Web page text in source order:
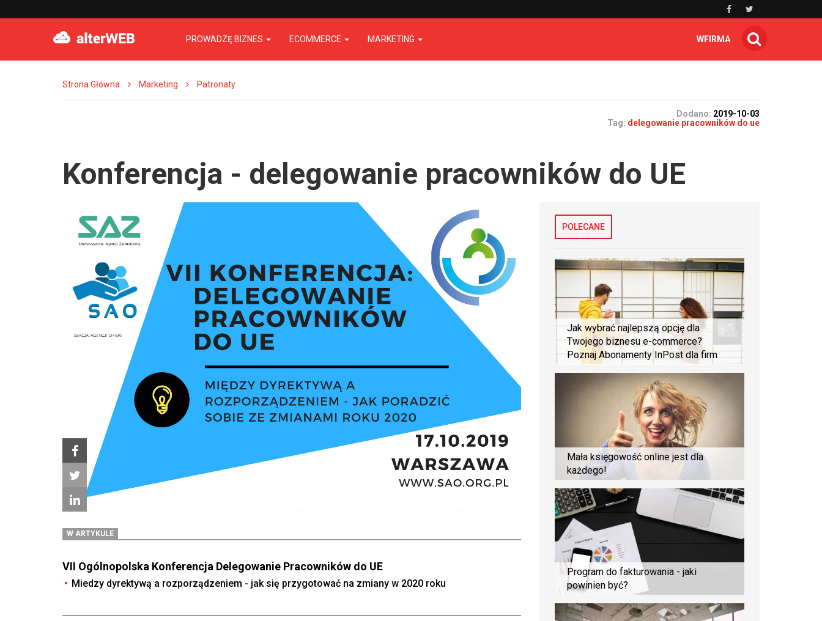
PROWADZĘ BIZNES ECOMMERCE MARKETING WFIRMA
Strona Główna Marketing Patronaty
Dodano: 2019-10-03
Tag: delegowanie pracowników do ue
Konferencja - delegowanie pracowników do UE
W ARTYKULE
VII Ogólnopolska Konferencja Delegowanie Pracowników do UE
Miedzy dyrektywą a rozporządzeniem - jak się przygotować na zmiany w 2020 roku
POLECANE
Jak wybrać najlepszą opcję dla
Twojego biznesu e-commerce?
Poznaj Abonamenty InPost dla firm
Mała księgowość online jest dla
każdego!
Program do fakturowania - jaki
powinien być?